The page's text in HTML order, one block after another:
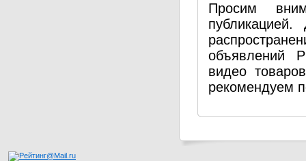
Просим
объявлений
видео
рекомендуем